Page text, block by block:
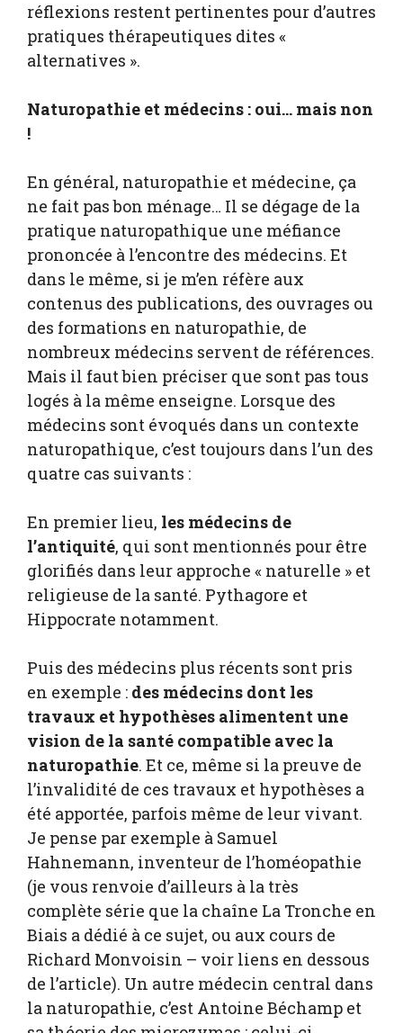
réflexions restent pertinentes pour d’autres
pratiques thérapeutiques dites «
alternatives ».
Naturopathie et médecins : oui… mais non
!
En général, naturopathie et médecine, ça
ne fait pas bon ménage… Il se dégage de la
pratique naturopathique une méfiance
prononcée à l’encontre des médecins. Et
dans le même, si je m’en réfère aux
contenus des publications, des ouvrages ou
des formations en naturopathie, de
nombreux médecins servent de références.
Mais il faut bien préciser que sont pas tous
logés à la même enseigne. Lorsque des
médecins sont évoqués dans un contexte
naturopathique, c’est toujours dans l’un des
quatre cas suivants :
En premier lieu, les médecins de
l’antiquité, qui sont mentionnés pour être
glorifiés dans leur approche « naturelle » et
religieuse de la santé. Pythagore et
Hippocrate notamment.
Puis des médecins plus récents sont pris
en exemple : des médecins dont les
travaux et hypothèses alimentent une
vision de la santé compatible avec la
naturopathie. Et ce, même si la preuve de
l’invalidité de ces travaux et hypothèses a
été apportée, parfois même de leur vivant.
Je pense par exemple à Samuel
Hahnemann, inventeur de l’homéopathie
(je vous renvoie d’ailleurs à la très
complète série que la chaîne La Tronche en
Biais a dédié à ce sujet, ou aux cours de
Richard Monvoisin – voir liens en dessous
de l’article). Un autre médecin central dans
la naturopathie, c’est Antoine Béchamp et